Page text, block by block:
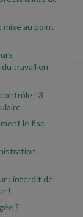
mise au point
travail en
: 3
le fisc
: interdit de
!
?